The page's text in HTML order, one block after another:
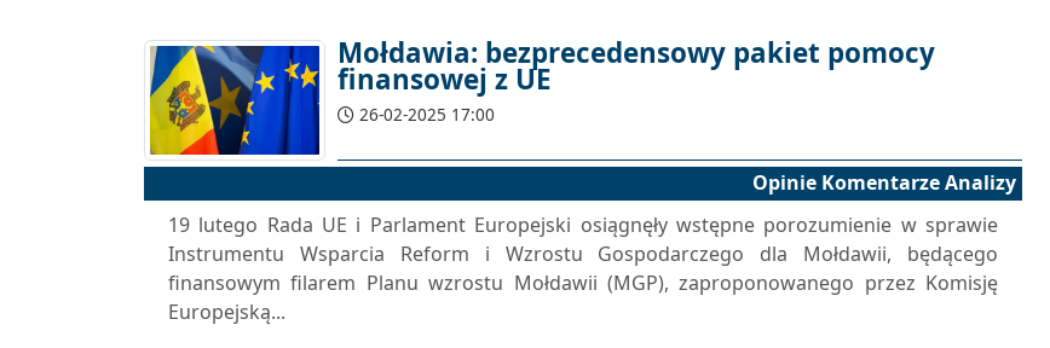
Mołdawia: bezprecedensowy pakiet pomocy
finansowej z UE
26-02-2025 17:00
Opinie Komentarze Analizy
19 lutego Rada UE i Parlament Europejski osiągnęły wstępne porozumienie w sprawie
Instrumentu Wsparcia Reform i Wzrostu Gospodarczego dla Mołdawii, będącego
finansowym filarem Planu wzrostu Mołdawii (MGP), zaproponowanego przez Komisję
Europejską...